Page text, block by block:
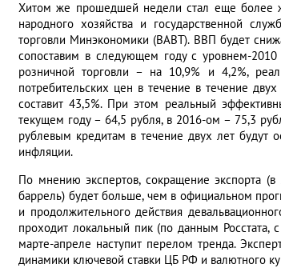
Хитом же прошедшей недели стал еще более
народного хозяйства и государственной
торговли Минэкономики (ВАВТ). ВВП будет
сопоставим в следующем году с уровнем-
розничной торговли – на 10,9% и 4,2%,
потребительских цен в течение в течение
составит 43,5%. При этом реальный
текущем году – 64,5 рубля, в 2016-ом – 75,3
рублевым кредитам в течение двух лет
инфляции.
По мнению экспертов, сокращение экспорта
баррель) будет больше, чем в официальном
и продолжительного действия
проходит локальный пик (по данным
марте-апреле наступит перелом тренда.
динамики ключевой ставки ЦБ РФ и валютного